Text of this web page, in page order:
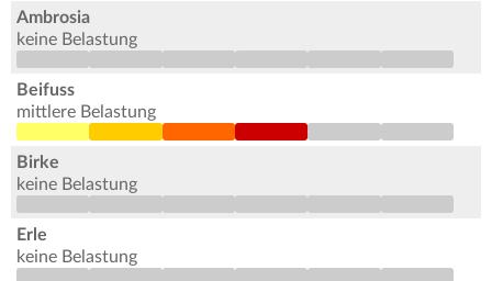
Ambrosia
keine Belastung
Beifuss
mittlere Belastung
Birke
keine Belastung
Erle
keine Belastung